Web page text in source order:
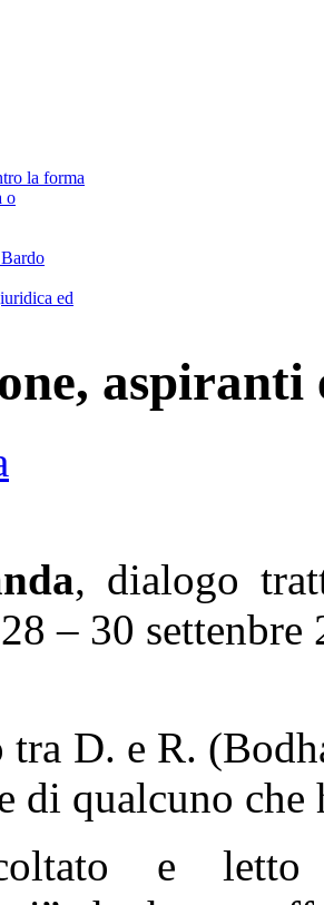
la forma
o
ed
aspiranti
, dialogo
– 30 settenbre
D. e R.
di qualcuno che
e